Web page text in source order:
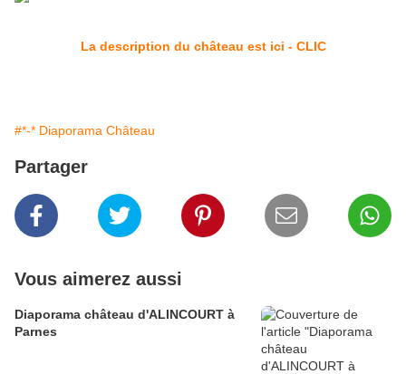
La description du château est ici - CLIC
#*-* Diaporama Château
Partager
Vous aimerez aussi
Diaporama château d'ALINCOURT à
Parnes